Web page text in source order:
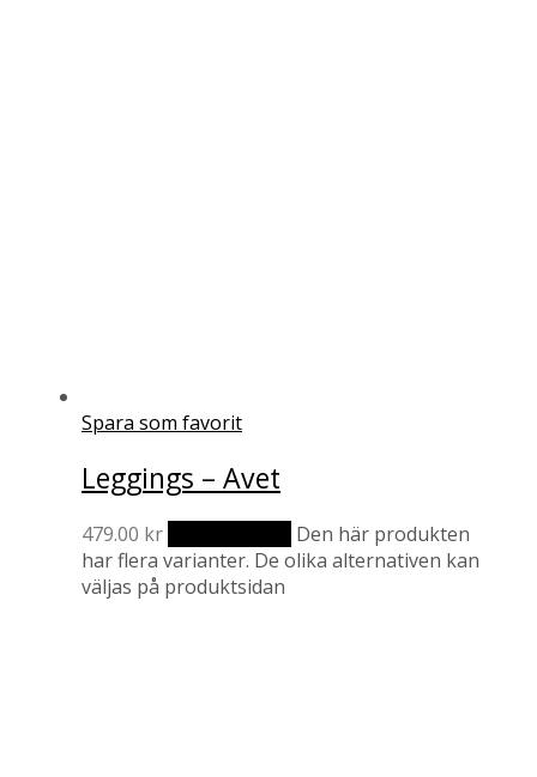
Spara som favorit
Leggings – Avet
479.00 kr
Den här produkten
har flera varianter. De olika alternativen kan
väljas på produktsidan